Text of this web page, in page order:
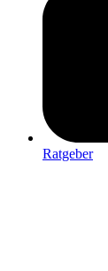
Ratgeber